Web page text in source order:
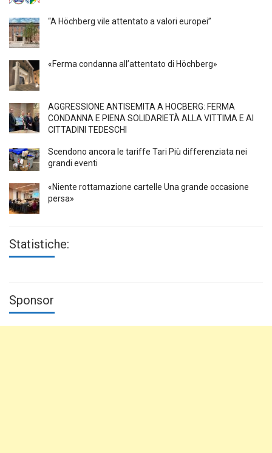
“A Höchberg vile attentato a valori europei”
«Ferma condanna all’attentato di Höchberg»
AGGRESSIONE ANTISEMITA A HÖCBERG: FERMA
CONDANNA E PIENA SOLIDARIETÀ ALLA VITTIMA E AI
CITTADINI TEDESCHI
Scendono ancora le tariffe Tari Più differenziata nei
grandi eventi
«Niente rottamazione cartelle Una grande occasione
persa»
Statistiche:
Sponsor